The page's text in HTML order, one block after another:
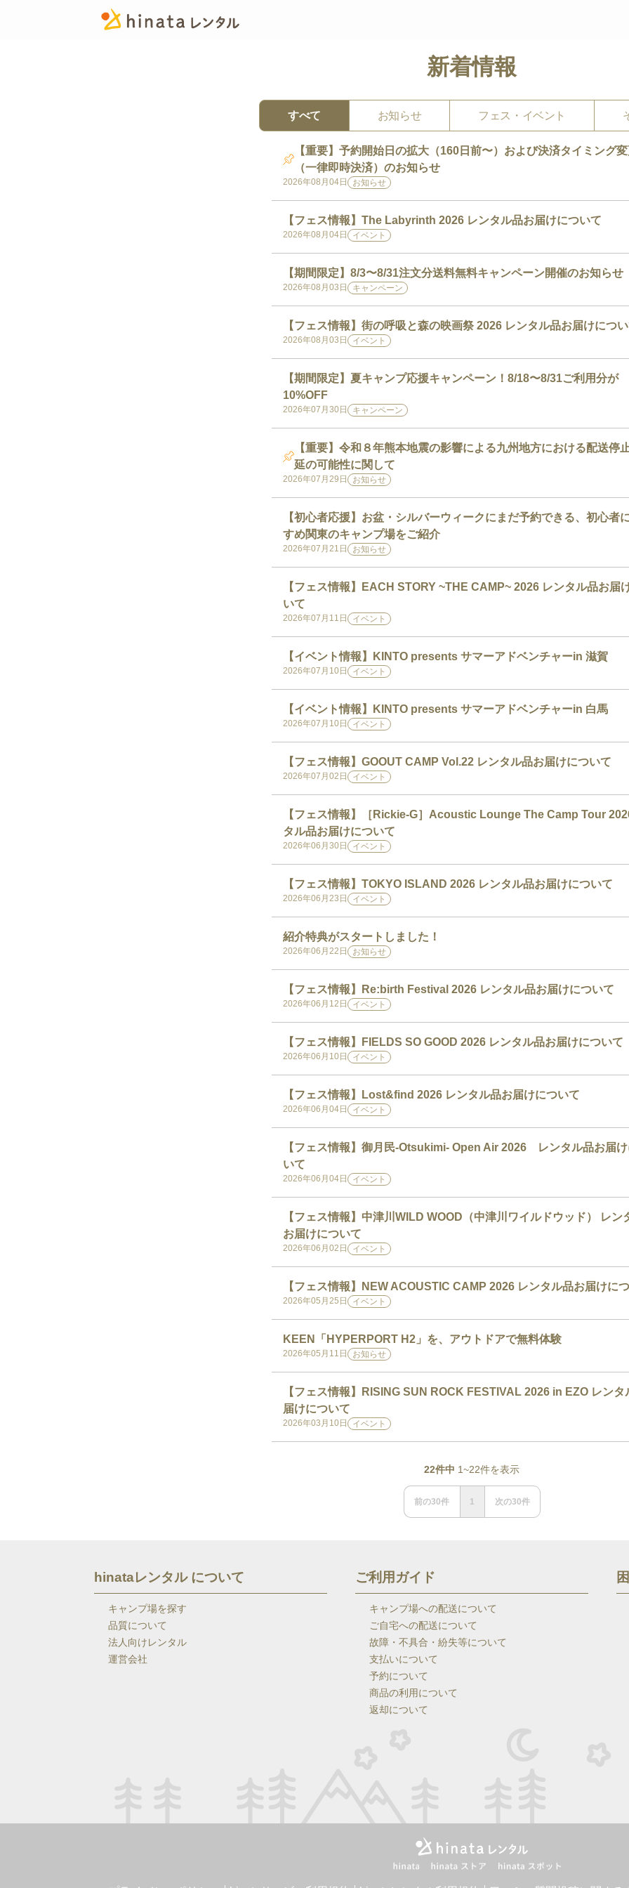
新着情報
すべて お知らせ フェス・イベント
【重要】予約開始日の拡大（160日前〜）および決済タイミング
（一律即時決済）のお知らせ
2026年08月04日 お知らせ
【フェス情報】The Labyrinth 2026 レンタル品お届けについて
2026年08月04日 イベント
【期間限定】8/3〜8/31注文分送料無料キャンペーン開催のお知らせ
2026年08月03日 キャンペーン
【フェス情報】街の呼吸と森の映画祭 2026 レンタル品お届けにつ
2026年08月03日 イベント
【期間限定】夏キャンプ応援キャンペーン！8/18〜8/31ご利用分が
10%OFF
2026年07月30日 キャンペーン
【重要】令和８年熊本地震の影響による九州地方における配送停
延の可能性に関して
2026年07月29日 お知らせ
【初心者応援】お盆・シルバーウィークにまだ予約できる、初心者
すめ関東のキャンプ場をご紹介
2026年07月21日 お知らせ
【フェス情報】EACH STORY ~THE CAMP~ 2026 レンタル品お届
いて
2026年07月11日 イベント
【イベント情報】KINTO presents サマーアドベンチャーin 滋賀
2026年07月10日 イベント
【イベント情報】KINTO presents サマーアドベンチャーin 白馬
2026年07月10日 イベント
【フェス情報】GOOUT CAMP Vol.22 レンタル品お届けについて
2026年07月02日 イベント
【フェス情報】［Rickie-G］Acoustic Lounge The Camp Tour
タル品お届けについて
2026年06月30日 イベント
【フェス情報】TOKYO ISLAND 2026 レンタル品お届けについて
2026年06月23日 イベント
紹介特典がスタートしました！
2026年06月22日 お知らせ
【フェス情報】Re:birth Festival 2026 レンタル品お届けについて
2026年06月12日 イベント
【フェス情報】FIELDS SO GOOD 2026 レンタル品お届けについて
2026年06月10日 イベント
【フェス情報】Lost&find 2026 レンタル品お届けについて
2026年06月04日 イベント
【フェス情報】御月民-Otsukimi- Open Air 2026 レンタル品お届
いて
2026年06月04日 イベント
【フェス情報】中津川WILD WOOD（中津川ワイルドウッド） レン
お届けについて
2026年06月02日 イベント
【フェス情報】NEW ACOUSTIC CAMP 2026 レンタル品お届けに
2026年05月25日 イベント
KEEN「HYPERPORT H2」を、アウトドアで無料体験
2026年05月11日 お知らせ
【フェス情報】RISING SUN ROCK FESTIVAL 2026 in EZO レンタ
届けについて
2026年03月10日 イベント
22件中 1~22件を表示
前の30件 1 次の30件
hinataレンタル について
キャンプ場を探す
品質について
法人向けレンタル
運営会社
ご利用ガイド
キャンプ場への配送について
ご自宅への配送について
故障・不具合・紛失等について
支払いについて
予約について
商品の利用について
返却について